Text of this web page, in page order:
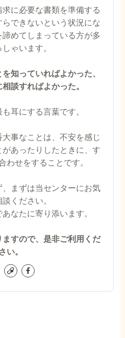
に必要な書類を準備する
できないという状況にな
めてしまっている方が多
ゃいます。
知っていればよかった、
談すればよかった。
耳にする言葉です。
事なことは、不安を感じ
あったりしたときに、す
わせをすることです。
まずは当センターにお気
ください。
なたに寄り添います。
すので、是非ご利用くだ
さい。